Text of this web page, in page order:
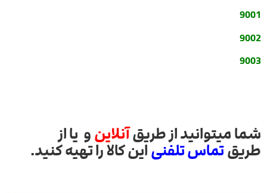
9001
9002
9003
شما میتوانید از طریقآنلاینو یا از
طریقتماس تلفنیاین کالا را تهیه کنید.